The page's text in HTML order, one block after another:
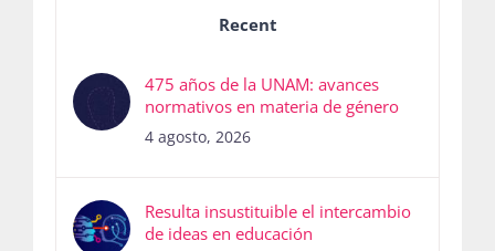
Recent
475 años de la UNAM: avances
normativos en materia de género
4 agosto, 2026
Resulta insustituible el intercambio
de ideas en educación